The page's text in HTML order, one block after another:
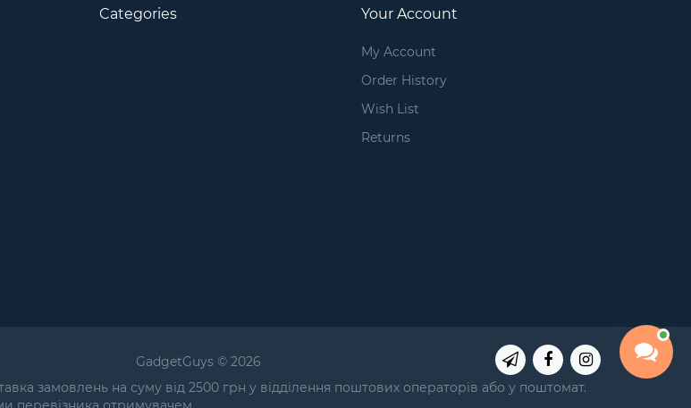
Categories Your Account
My Account
Order History
Wish List
Returns
GadgetGuys © 2026
замовлень на суму від 2500 грн у відділення поштових операторів або у поштомат.